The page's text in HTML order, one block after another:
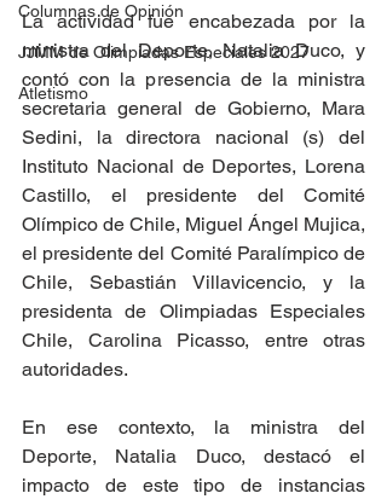
Columnas de Opinión
JJMM de Olimpiadas Especiales 2027
Atletismo
La actividad fue encabezada por la
ministra del Deporte, Natalia Duco, y
contó con la presencia de la ministra
secretaria general de Gobierno, Mara
Sedini, la directora nacional (s) del
Instituto Nacional de Deportes, Lorena
Castillo, el presidente del Comité
Olímpico de Chile, Miguel Ángel Mujica,
el presidente del Comité Paralímpico de
Chile, Sebastián Villavicencio, y la
presidenta de Olimpiadas Especiales
Chile, Carolina Picasso, entre otras
autoridades.
En ese contexto, la ministra del
Deporte, Natalia Duco, destacó el
impacto de este tipo de instancias